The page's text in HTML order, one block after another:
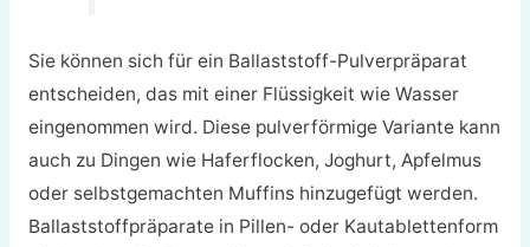
Sie können sich für ein Ballaststoff-Pulverpräparat
entscheiden, das mit einer Flüssigkeit wie Wasser
eingenommen wird. Diese pulverförmige Variante kann
auch zu Dingen wie Haferflocken, Joghurt, Apfelmus
oder selbstgemachten Muffins hinzugefügt werden.
Ballaststoffpräparate in Pillen- oder Kautablettenform